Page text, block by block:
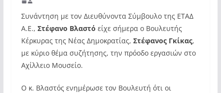
Συνάντηση με τον Διευθύνοντα Σύμβουλο της ΕΤΑΔ
Α.Ε., Στέφανο Βλαστό είχε σήμερα ο Βουλευτής
Κέρκυρας της Νέας Δημοκρατίας, Στέφανος Γκίκας,
με κύριο θέμα συζήτησης, την πρόοδο εργασιών στο
Αχίλλειο Μουσείο.
Ο κ. Βλαστός ενημέρωσε τον Βουλευτή ότι οι